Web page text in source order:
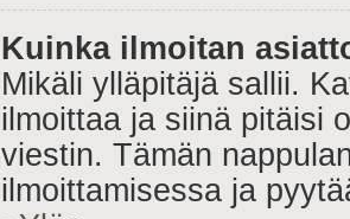
Kuinka ilmoitan
Mikäli ylläpitäjä sallii.
ilmoittaa ja siinä pitäisi
viestin. Tämän
ilmoittamisessa ja